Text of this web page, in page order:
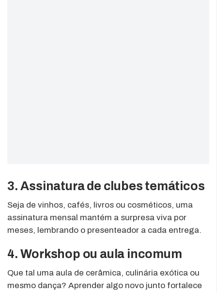
3. Assinatura de clubes temáticos
Seja de vinhos, cafés, livros ou cosméticos, uma
assinatura mensal mantém a surpresa viva por
meses, lembrando o presenteador a cada entrega.
4. Workshop ou aula incomum
Que tal uma aula de cerâmica, culinária exótica ou
mesmo dança? Aprender algo novo junto fortalece